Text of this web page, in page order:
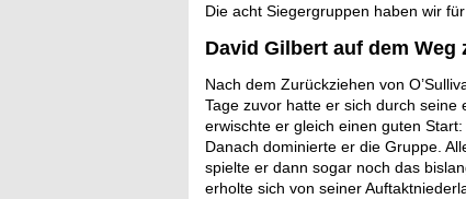
Die acht Siegergruppen haben wir
David Gilbert auf dem Weg
Nach dem Zurückziehen von
Tage zuvor hatte er sich durch
erwischte er gleich einen guten
Danach dominierte er die Gruppe.
spielte er dann sogar noch das
erholte sich von seiner